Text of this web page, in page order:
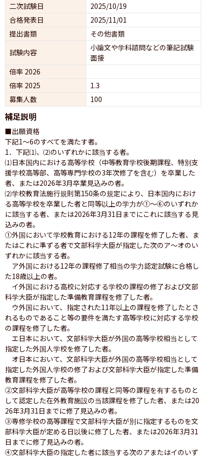
二次試験日
2025/10/19
合格発表日
2025/11/01
提出書類
その他書類
試験内容
小論文や学科諮問などの筆記試験
面接
倍率 2026
倍率 2025
1.3
募集人数
100
補足説明
■出願資格
下記1〜6のすべてを満たす者。
1．下記⑴、⑵のいずれかに該当する者。
⑴日本国内における高等学校（中等教育学校後期課程、特別支
援学校高等部、高等専門学校の3年次修了を含む）を卒業した
者、または2026年3月卒業見込みの者。
⑵学校教育法施行規則第150条の規定により、日本国内におけ
る高等学校を卒業した者と同等以上の学力が①〜⑥のいずれか
に該当する者、または2026年3月31日までにこれに該当する見
込みの者。
①外国において学校教育における12年の課程を修了した者、ま
たはこれに準ずる者で文部科学大臣が指定した次のア〜オのい
ずれかに該当する者。
ア外国における12年の課程修了相当の学力認定試験に合格し
た18歳以上の者。
イ外国における高校に対応する学校の課程の修了および文部
科学大臣が指定した準備教育課程を修了した者。
ウ外国において、指定された11年以上の課程を修了したとさ
れるものであること等の要件を満たす高等学校に対応する学校
の課程を修了した者。
エ日本において、文部科学大臣が外国の高等学校相当として
指定した外国人学校を修了した者。
オ日本において、文部科学大臣が外国の高等学校相当として
指定した外国人学校の修了および文部科学大臣が指定した準備
教育課程を修了した者。
②文部科学大臣が高等学校の課程と同等の課程を有するものと
して認定した在外教育施設の当該課程を修了した者、または20
26年3月31日までに修了見込みの者。
③専修学校の高等課程で文部科学大臣が別に指定するものを文
部科学大臣が定める日以後に修了した者、または2026年3月31
日までに修了見込みの者。
④文部科学大臣の指定した者に該当する次のアまたはイのいず